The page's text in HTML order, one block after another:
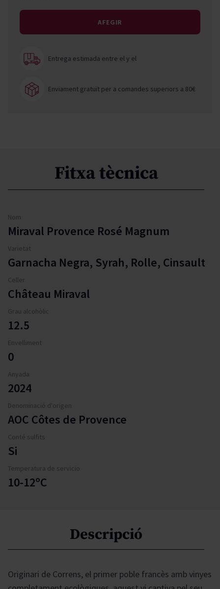
AFEGIR
Entrega estimada entre ely el
Enviament gratuït per a comandes superiors a 80€
Fitxa tècnica
Nom
Miraval Provence Rosé Magnum
Varietat
Garnacha Negra, Syrah, Rolle, Cinsault
Celler
Château Miraval
Grau alcohòlic
12.5
Envelliment
0
Anyada
2024
Denominació d'origen
AOC Côtes de Provence
Conté sulfits
Si
Temperatura de servicio
10-12ºC
Descripció
Originari de Correns, el primer poble francès amb vinyes